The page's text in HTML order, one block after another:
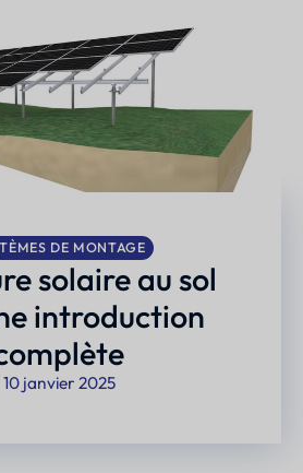
DE MONTAGE
solaire au sol
introduction
10 janvier 2025